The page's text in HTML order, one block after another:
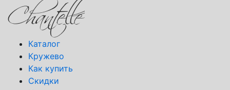
Каталог
Кружево
Как купить
Скидки